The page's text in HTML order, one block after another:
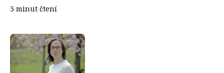
5 minut čtení